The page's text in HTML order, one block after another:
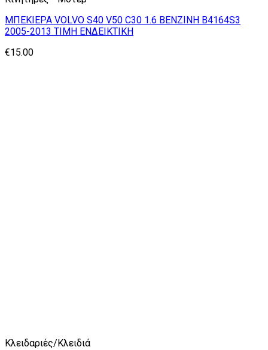
ΜΠΕΚΙΕΡΑ VOLVO S40 V50 C30 1.6 ΒΕΝΖΙΝΗ B4164S3
2005-2013 ΤΙΜΗ ΕΝΔΕΙΚΤΙΚΗ
€15.00
Κλειδαριές/Κλειδιά